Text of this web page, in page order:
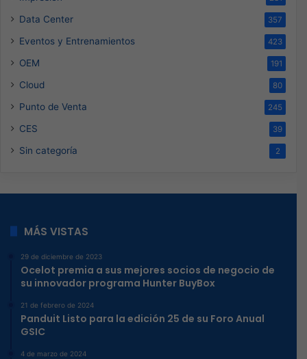
Data Center 357
Eventos y Entrenamientos 423
OEM 191
Cloud 80
Punto de Venta 245
CES 39
Sin categoría 2
MÁS VISTAS
29 de diciembre de 2023
Ocelot premia a sus mejores socios de negocio de
su innovador programa Hunter BuyBox
21 de febrero de 2024
Panduit Listo para la edición 25 de su Foro Anual
GSIC
4 de marzo de 2024